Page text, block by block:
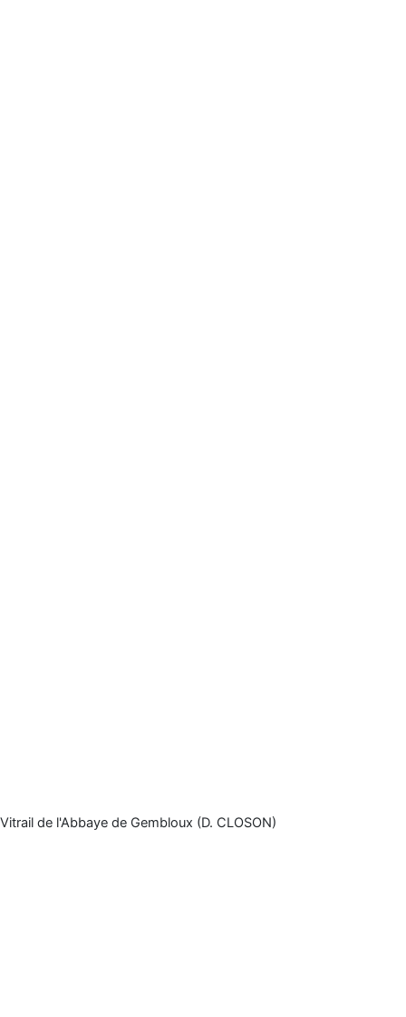
Vitrail de l'Abbaye de Gembloux (D. CLOSON)